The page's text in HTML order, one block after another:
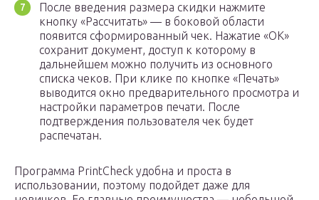
После введения размера скидки нажмите
кнопку «Рассчитать» — в боковой области
появится сформированный чек. Нажатие «ОК»
сохранит документ, доступ к которому в
дальнейшем можно получить из основного
списка чеков. При клике по кнопке «Печать»
выводится окно предварительного просмотра и
настройки параметров печати. После
подтверждения пользователя чек будет
распечатан.
Программа PrintCheck удобна и проста в
использовании, поэтому подойдет даже для